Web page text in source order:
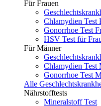
Für Frauen
Chlamydien Test
Gonorrhoe Test
HSV Test für
Für Männer
Chlamydien Test
Gonorrhoe Test
Alle
Nährstofftests
Mineralstoff Test